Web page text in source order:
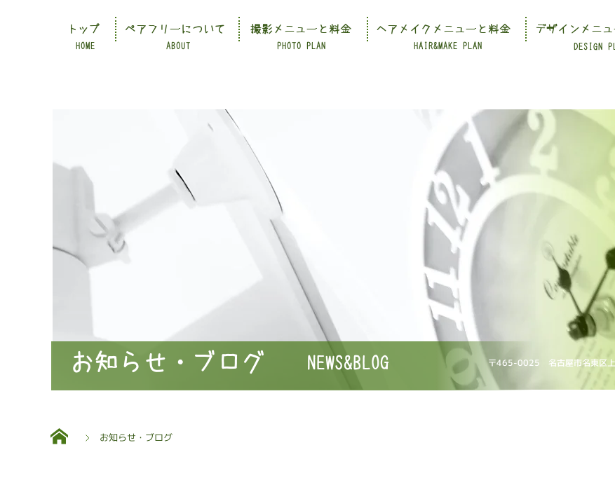
HOME ABOUT PHOTO PLAN HAIR&MAKE PLAN DESIGN
トップ ペアフリーについて 撮影メニューと料金 ヘアメイクメニューと料金 デザインメニ
〒465-0025 名古屋市名東区
NEWS&BLOG
お知らせ・ブログ
お知らせ・ブログ